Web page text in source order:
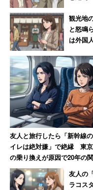
観光地
と怒鳴
は外国
友人と旅行したら「新幹線
イレは絶対嫌」で絶縁 東
の乗り換えが原因で20年の
に終止符を打った女性
友人の
ラコス